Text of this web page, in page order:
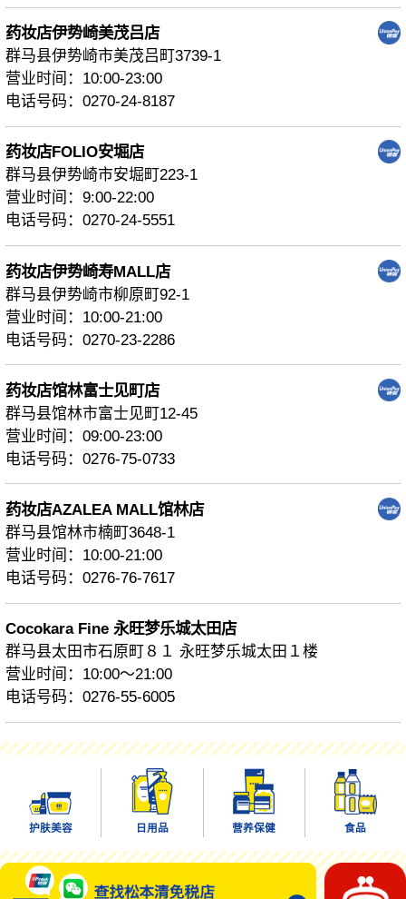
药妆店伊势崎美茂吕店
群马县伊势崎市美茂吕町3739-1
营业时间：10:00-23:00
电话号码：0270-24-8187
药妆店FOLIO安堀店
群马县伊势崎市安堀町223-1
营业时间：9:00-22:00
电话号码：0270-24-5551
药妆店伊势崎寿MALL店
群马县伊势崎市柳原町92-1
营业时间：10:00-21:00
电话号码：0270-23-2286
药妆店馆林富士见町店
群马县馆林市富士见町12-45
营业时间：09:00-23:00
电话号码：0276-75-0733
药妆店AZALEA MALL馆林店
群马县馆林市楠町3648-1
营业时间：10:00-21:00
电话号码：0276-76-7617
Cocokara Fine 永旺梦乐城太田店
群马县太田市石原町８１ 永旺梦乐城太田１楼
营业时间：10:00～21:00
电话号码：0276-55-6005
护肤美容 日用品 营养保健 食品